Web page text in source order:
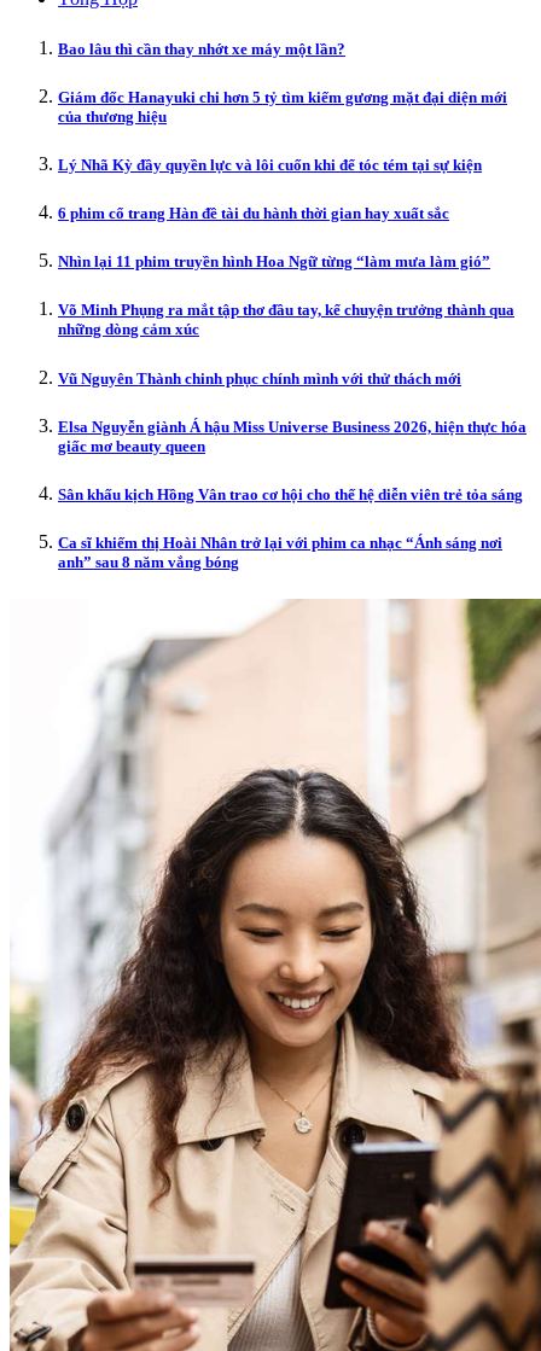
Bao lâu thì cần thay nhớt xe máy một lần?
Giám đốc Hanayuki chi hơn 5 tỷ tìm kiếm gương mặt đại diện mới
của thương hiệu
Lý Nhã Kỳ đầy quyền lực và lôi cuốn khi để tóc tém tại sự kiện
6 phim cổ trang Hàn đề tài du hành thời gian hay xuất sắc
Nhìn lại 11 phim truyền hình Hoa Ngữ từng “làm mưa làm gió”
Võ Minh Phụng ra mắt tập thơ đầu tay, kể chuyện trưởng thành qua
những dòng cảm xúc
Vũ Nguyên Thành chinh phục chính mình với thử thách mới
Elsa Nguyễn giành Á hậu Miss Universe Business 2026, hiện thực hóa
giấc mơ beauty queen
Sân khấu kịch Hồng Vân trao cơ hội cho thế hệ diễn viên trẻ tỏa sáng
Ca sĩ khiếm thị Hoài Nhân trở lại với phim ca nhạc “Ánh sáng nơi
anh” sau 8 năm vắng bóng